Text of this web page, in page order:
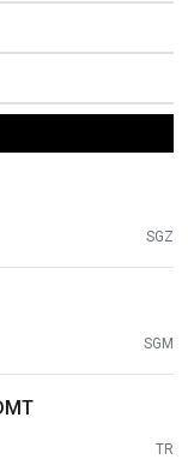
SGZ
SGM
TR